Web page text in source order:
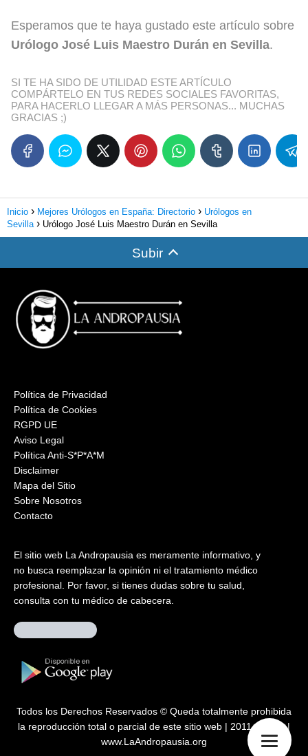
Esperamos que te haya gustado este artículo sobre
Urólogo José Luis Maestro Durán en Sevilla.
SI TE HA SIDO DE UTILIDAD ESTE ARTÍCULO
COMPÁRTELO EN TUS REDES SOCIALES FAVORITAS,
PARA HACERLO LLEGAR A MÁS PERSONAS... MUCHAS
GRACIAS ;)
Inicio Mejores Urólogos en España: Directorio
Urólogos en
Sevilla
Urólogo José Luis Maestro Durán en Sevilla
Subir
Política de Privacidad
Política de Cookies
RGPD UE
Aviso Legal
Política Anti-S*P*A*M
Disclaimer
Mapa del Sitio
Sobre Nosotros
Contacto
El sitio web La Andropausia es meramente informativo, y
no busca reemplazar la opinión ni el tratamiento médico
profesional. Por favor, si tienes dudas sobre tu salud,
consulta con tu médico de cabecera.
Todos los Derechos Reservados © Queda totalmente prohibida
la reproducción total o parcial de este sitio web | 2011 – 2026 |
www.LaAndropausia.org